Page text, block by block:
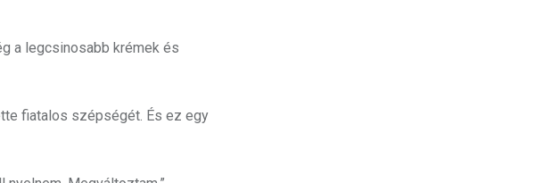
a legcsinosabb krémek és
fiatalos szépségét. És ez egy